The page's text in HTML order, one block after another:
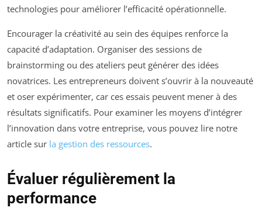
technologies pour améliorer l’efficacité opérationnelle.
Encourager la créativité au sein des équipes renforce la
capacité d’adaptation. Organiser des sessions de
brainstorming ou des ateliers peut générer des idées
novatrices. Les entrepreneurs doivent s’ouvrir à la nouveauté
et oser expérimenter, car ces essais peuvent mener à des
résultats significatifs. Pour examiner les moyens d’intégrer
l’innovation dans votre entreprise, vous pouvez lire notre
article sur la gestion des ressources.
Évaluer régulièrement la
performance